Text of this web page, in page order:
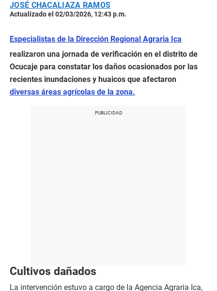
JOSÉ CHACALIAZA RAMOS
Actualizado el 02/03/2026, 12:43 p.m.
Especialistas de la Dirección Regional Agraria Ica
realizaron una jornada de verificación en el distrito de
Ocucaje para constatar los daños ocasionados por las
recientes inundaciones y huaicos que afectaron
diversas áreas agrícolas de la zona.
Cultivos dañados
La intervención estuvo a cargo de la Agencia Agraria Ica,